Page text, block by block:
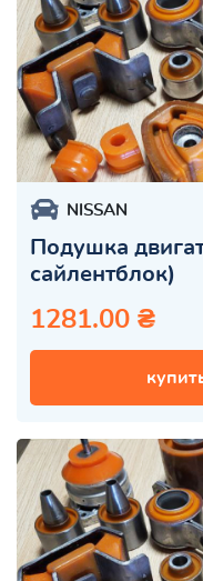
NISSAN
Подушка
сайлентблок)
1281.00 ₴